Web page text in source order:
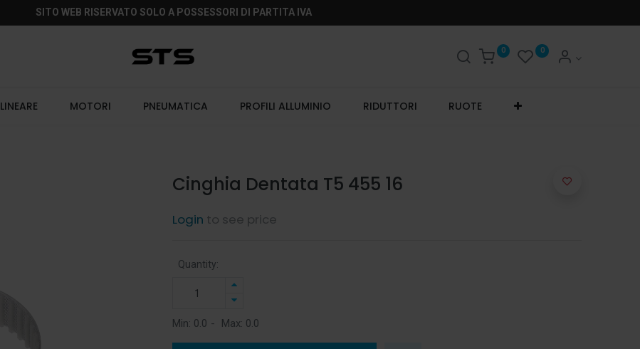
SITO WEB RISERVATO SOLO A POSSESSORI DI PARTITA IVA
0 0
LINEARE MOTORI PNEUMATICA PROFILI ALLUMINIO RIDUTTORI RUOTE
Cinghia Dentata T5 455 16
Login to see price
Quantity:
Min: 0.0 - Max: 0.0